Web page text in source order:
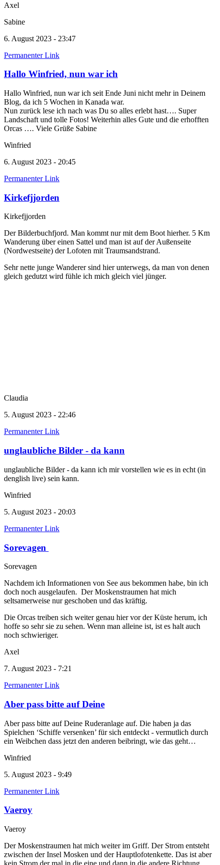
Axel
Sabine
6. August 2023 - 23:47
Permanenter Link
Hallo Winfried, nun war ich
Hallo Winfried, nun war ich seit Ende Juni nicht mehr in Deinem
Blog, da ich 5 Wochen in Kanada war.
Nun zurück lese ich nach was Du so alles erlebt hast…. Super
Landschaft und tolle Fotos! Weiterhin alles Gute und die erhofften
Orcas …. Viele Grüße Sabine
Winfried
6. August 2023 - 20:45
Permanenter Link
Kirkefjjorden
Kirkefjjorden
Der Bilderbuchfjord. Man kommt nur mit dem Boot hierher. 5 Km
Wanderung über einen Sattel und man ist auf der Außenseite
(Nordwestseite) der Lofoten mit Traumsandstrand.
Sehr nette junge Wanderer sind hier unterwegs, da man von denen
gleich gedutzt wird fühle ich mich gleich viel jünger.
Claudia
5. August 2023 - 22:46
Permanenter Link
unglaubliche Bilder - da kann
unglaubliche Bilder - da kann ich mir vorstellen wie es in echt (in
denglish live) sein kann.
Winfried
5. August 2023 - 20:03
Permanenter Link
Sorevagen
Sorevagen
Nachdem ich Informationen von See aus bekommen habe, bin ich
doch noch ausgelaufen. Der Moskenstraumen hat mich
seltsamerweise nur geschoben und das kräftig.
Die Orcas treiben sich weiter genau hier vor der Küste herum, ich
hoffe so sehr sie zu sehen. Wenn man alleine ist, ist es halt auch
noch schwieriger.
Axel
7. August 2023 - 7:21
Permanenter Link
Aber pass bitte auf Deine
Aber pass bitte auf Deine Ruderanlage auf. Die haben ja das
Spielchen ‘Schiffe versenken’ für sich entdeckt - vermutlich durch
ein Weibchen dass jetzt den anderen beibringt, wie das geht…
Winfried
5. August 2023 - 9:49
Permanenter Link
Vaeroy
Vaeroy
Der Moskenstraumen hat mich weiter im Griff. Der Strom entsteht
zwischen der Insel Mosken und der Hauptlofotenkette. Das ist aber